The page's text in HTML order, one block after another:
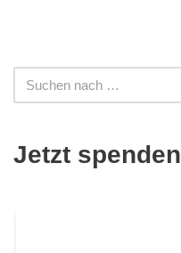
Jetzt